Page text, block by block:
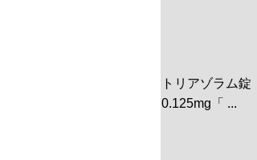
トリアゾラム錠
0.125mg「 ...